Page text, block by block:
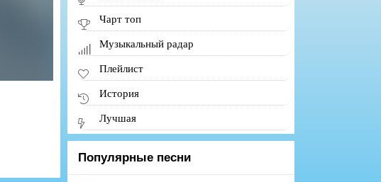
Чарт топ
Музыкальный радар
Плейлист
История
Лучшая
Популярные песни